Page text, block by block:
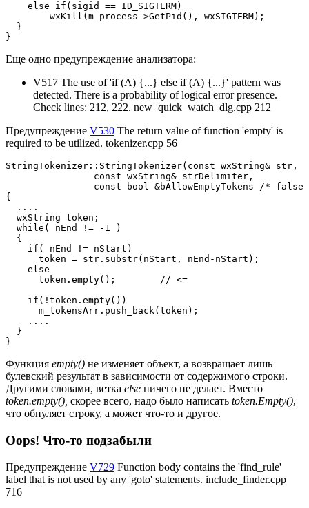
    else if(sigid == ID_SIGTERM)
        wxKill(m_process->GetPid(), wxSIGTERM);
  }
}
Еще одно предупреждение анализатора:
V517 The use of 'if (A) {...} else if (A) {...}' pattern was
detected. There is a probability of logical error presence.
Check lines: 212, 222. new_quick_watch_dlg.cpp 212
Предупреждение V530 The return value of function 'empty' is
required to be utilized. tokenizer.cpp 56
StringTokenizer::StringTokenizer(const wxString& str,
                const wxString& strDelimiter,
const bool &bAllowEmptyTokens /* false
{
  ....
  wxString token;
  while( nEnd != -1 )
  {
    if( nEnd != nStart)
      token = str.substr(nStart, nEnd-nStart);
    else
      token.empty();        // <=
    if(!token.empty())
      m_tokensArr.push_back(token);
    ....
  }
}
Функция empty() не изменяет объект, а возвращает лишь
булевский результат в зависимости от содержимого строки.
Другими словами, ветка else ничего не делает. Вместо
token.empty(), скорее всего, надо было написать token.Empty(),
что обнуляет строку, а может что-то и другое.
Oops! Что-то подзабыли
Предупреждение V729 Function body contains the 'find_rule'
label that is not used by any 'goto' statements. include_finder.cpp
716